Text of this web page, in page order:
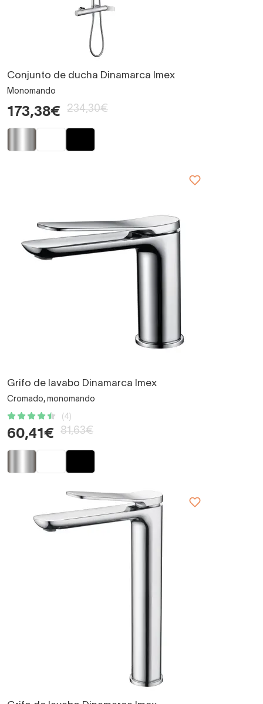
Conjunto de ducha Dinamarca Imex
Monomando
173,38€ 234,30€
Grifo de lavabo Dinamarca Imex
Cromado, monomando
(4)
60,41€ 81,63€